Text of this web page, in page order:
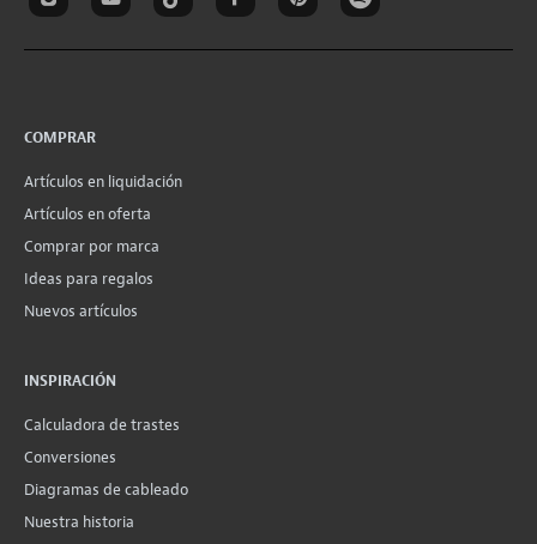
COMPRAR
Artículos en liquidación
Artículos en oferta
Comprar por marca
Ideas para regalos
Nuevos artículos
INSPIRACIÓN
Calculadora de trastes
Conversiones
Diagramas de cableado
Nuestra historia